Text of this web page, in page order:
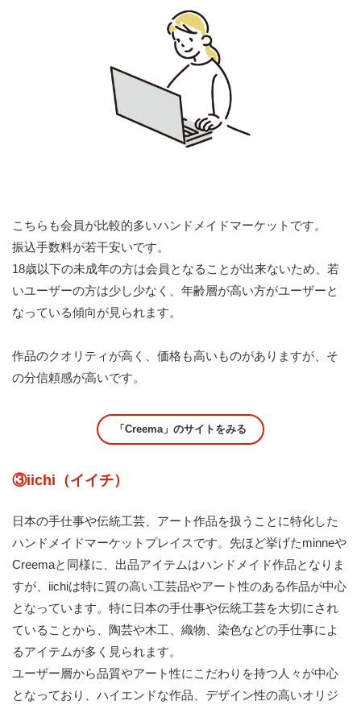
こちらも会員が比較的多いハンドメイドマーケットです。
振込手数料が若干安いです。
18歳以下の未成年の方は会員となることが出来ないため、若
いユーザーの方は少し少なく、年齢層が高い方がユーザーと
なっている傾向が見られます。
作品のクオリティが高く、価格も高いものがありますが、そ
の分信頼感が高いです。
「Creema」のサイトをみる
③iichi（イイチ）
日本の手仕事や伝統工芸、アート作品を扱うことに特化した
ハンドメイドマーケットプレイスです。先ほど挙げたminneや
Creemaと同様に、出品アイテムはハンドメイド作品となりま
すが、iichiは特に質の高い工芸品やアート性のある作品が中心
となっています。特に日本の手仕事や伝統工芸を大切にされ
ていることから、陶芸や木工、織物、染色などの手仕事によ
るアイテムが多く見られます。
ユーザー層から品質やアート性にこだわりを持つ人々が中心
となっており、ハイエンドな作品、デザイン性の高いオリジ